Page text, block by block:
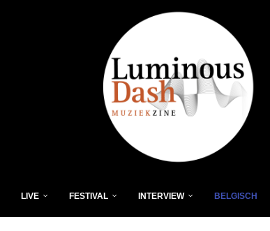
LIVE FESTIVAL INTERVIEW BELGISCH